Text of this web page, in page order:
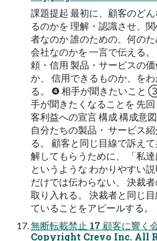
課題提起 最初に、顧客のど
るのかを 理解・認識させ、
者なのか 誰のための、何の
会社なのかを ⼀⾔で伝える
頼・信⽤ 製品・サービスの
か、 信⽤できるものか、を
る。 ❹ 相⼿が聞きたいこと
⼿が聞きたくなることを 先
客利益への宣⾔ 構成 構成意
⾃分たちの製品・ サービス
る。 顧客と同じ⽬線で訴え
解してもらうために、 「私
というような わかりやすい
だけでは伝わらない、 決裁
取り⼊れる。 決裁者と同じ
ていることをアピールする。
無断転載禁⽌ 17 顧客に響く
Copyright Crevo Inc. All